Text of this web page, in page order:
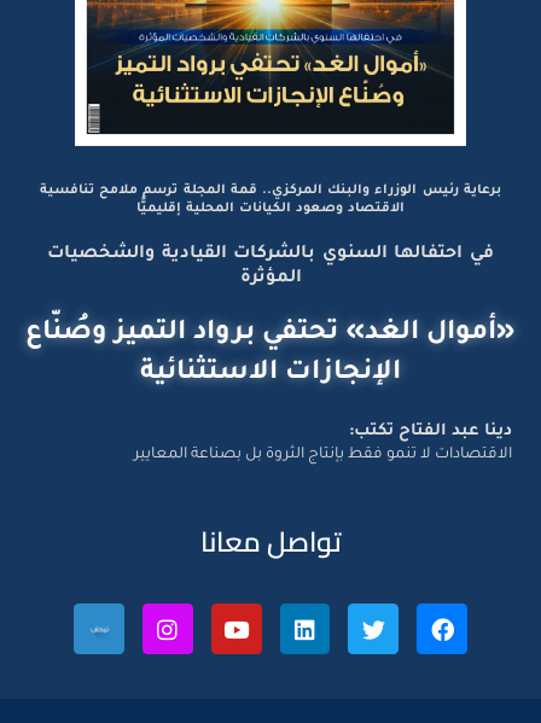
برعاية رئيس الوزراء والبنك المركزي.. قمة المجلة ترسم ملامح تنافسية
الاقتصاد وصعود الكيانات المحلية إقليميًّا
في احتفالها السنوي بالشركات القيادية والشخصيات
المؤثرة
«أموال الغد» تحتفي برواد التميز وصُنّاع
الإنجازات الاستثنائية
دينا عبد الفتاح تكتب:
الاقتصادات لا تنمو فقط بإنتاج الثروة بل بصناعة المعايير
تواصل معانا